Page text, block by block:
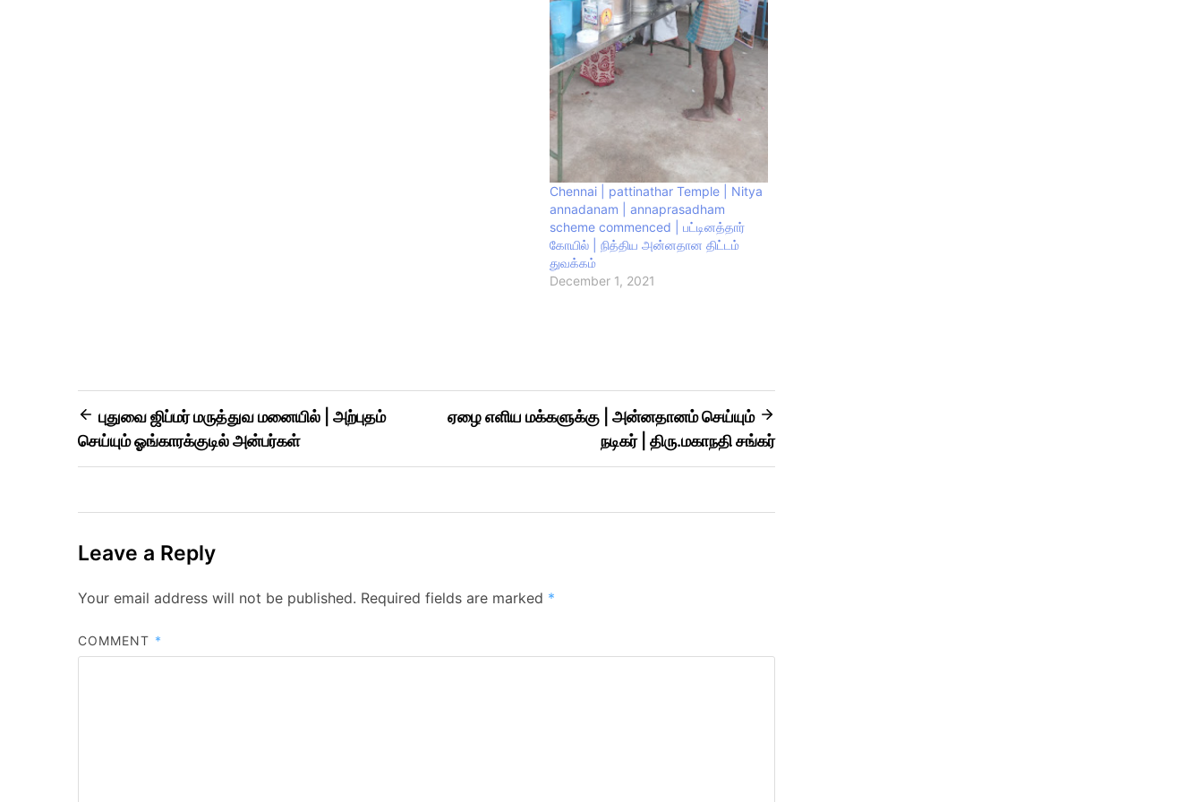
Chennai | pattinathar Temple | Nitya
annadanam | annaprasadham
scheme commenced | பட்டினத்தார்
கோயில் | நித்திய அன்னதான திட்டம்
துவக்கம்
December 1, 2021
புதுவை ஜிப்மர் மருத்துவ மனையில் | அற்புதம்
செய்யும் ஓங்காரக்குடில் அன்பர்கள்
ஏழை எளிய மக்களுக்கு | அன்னதானம் செய்யும்
நடிகர் | திரு.மகாநதி சங்கர்
Leave a Reply
Your email address will not be published. Required fields are marked *
COMMENT *